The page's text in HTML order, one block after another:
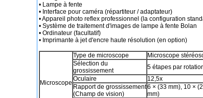
• Lampe à fente
• Interface pour caméra (répartiteur / adaptateur)
• Appareil photo reflex professionnel (la configuration
• Système de traitement d'images de lampe à fente Bolan
• Ordinateur (facultatif)
• Imprimante à jet d'encre haute résolution (en option)
Microscope
Type de microscope
Microscope
Sélection du
grossissement
5 étapes par
Oculaire
12,5x
Rapport de grossissement
(Champ de vision)
6 × (33 mm), 10 ×
mm)